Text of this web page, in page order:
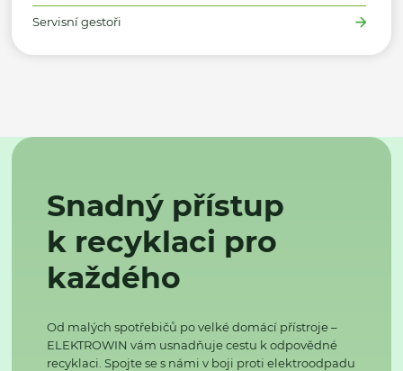
Servisní gestoři
Snadný přístup
k recyklaci pro
každého
Od malých spotřebičů po velké domácí přístroje –
ELEKTROWIN vám usnadňuje cestu k odpovědné
recyklaci. Spojte se s námi v boji proti elektroodpadu